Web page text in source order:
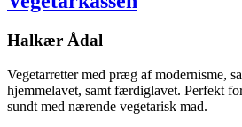
Halkær Ådal
Vegetarretter med præg af modernisme,
hjemmelavet, samt færdiglavet. Perfekt
sundt med nærende vegetarisk mad.